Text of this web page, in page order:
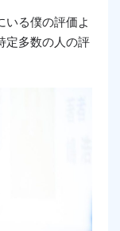
いる僕の評価よ
定多数の人の評